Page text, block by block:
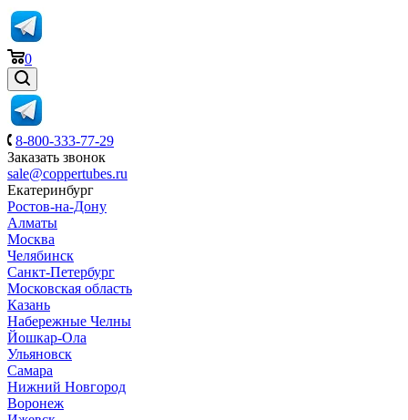
0
8-800-333-77-29
Заказать звонок
sale@coppertubes.ru
Екатеринбург
Ростов-на-Дону
Алматы
Москва
Челябинск
Санкт-Петербург
Московская область
Казань
Набережные Челны
Йошкар-Ола
Ульяновск
Самара
Нижний Новгород
Воронеж